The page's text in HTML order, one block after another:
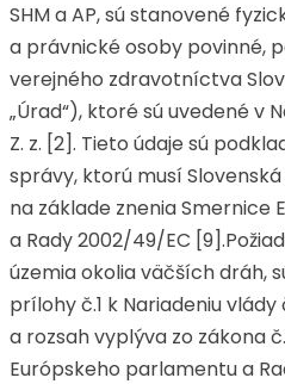
SHM a AP, sú stanovené
a právnické osoby povinné,
verejného zdravotníctva
„Úrad“), ktoré sú uvedené v
Z. z. [2]. Tieto údaje sú
správy, ktorú musí
na základe znenia Smernice
a Rady 2002/49/EC
územia okolia väčších dráh,
prílohy č.1 k Nariadeniu vlády
a rozsah vyplýva zo zákona
Európskeho parlamentu a